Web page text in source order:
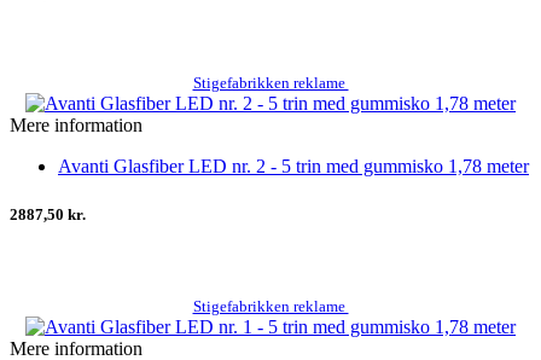
Stigefabrikken reklame
Mere information
Avanti Glasfiber LED nr. 2 - 5 trin med gummisko 1,78 meter
2887,50 kr.
Stigefabrikken reklame
Mere information